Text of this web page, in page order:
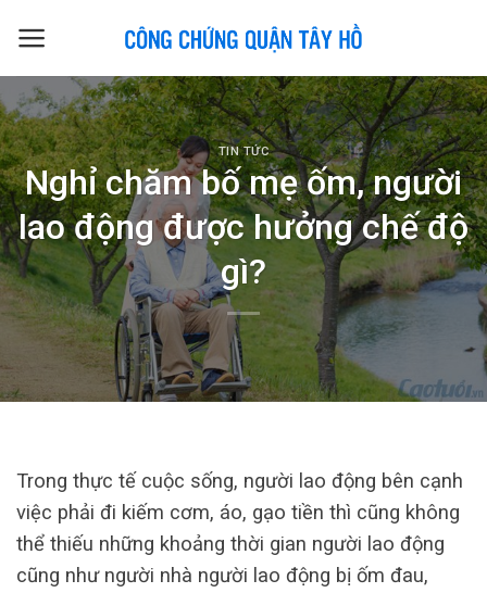
TIN TỨC
Nghỉ chăm bố mẹ ốm, người
lao động được hưởng chế độ
gì?
Trong thực tế cuộc sống, người lao động bên cạnh
việc phải đi kiếm cơm, áo, gạo tiền thì cũng không
thể thiếu những khoảng thời gian người lao động
cũng như người nhà người lao động bị ốm đau,